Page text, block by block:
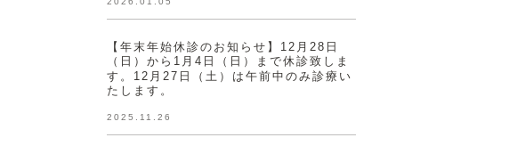
【年末年始休診のお知らせ】12月28日
（日）から1月4日（日）まで休診致しま
す。12月27日（土）は午前中のみ診療い
たします。
2025.11.26